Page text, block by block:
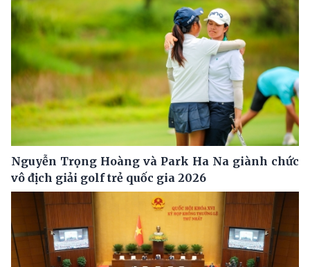
Nguyễn Trọng Hoàng và Park Ha Na giành chức
vô địch giải golf trẻ quốc gia 2026